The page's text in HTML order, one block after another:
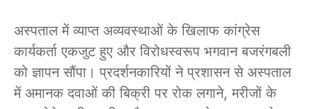
अस्पताल में व्याप्त अव्यवस्थाओं के खिलाफ कांग्रेस
कार्यकर्ता एकजुट हुए और विरोधस्वरूप भगवान बजरंगबली
को ज्ञापन सौंपा। प्रदर्शनकारियों ने प्रशासन से अस्पताल
में अमानक दवाओं की बिक्री पर रोक लगाने, मरीजों के